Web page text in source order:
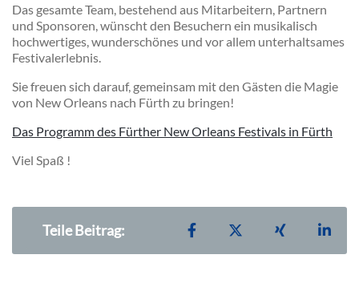
Das gesamte Team, bestehend aus Mitarbeitern, Partnern
und Sponsoren, wünscht den Besuchern ein musikalisch
hochwertiges, wunderschönes und vor allem unterhaltsames
Festivalerlebnis.
Sie freuen sich darauf, gemeinsam mit den Gästen die Magie
von New Orleans nach Fürth zu bringen!
Das Programm des Fürther New Orleans Festivals in Fürth
Viel Spaß !
Teile Beitrag: Teilen auf Facebook
Teilen auf XTeilen auf